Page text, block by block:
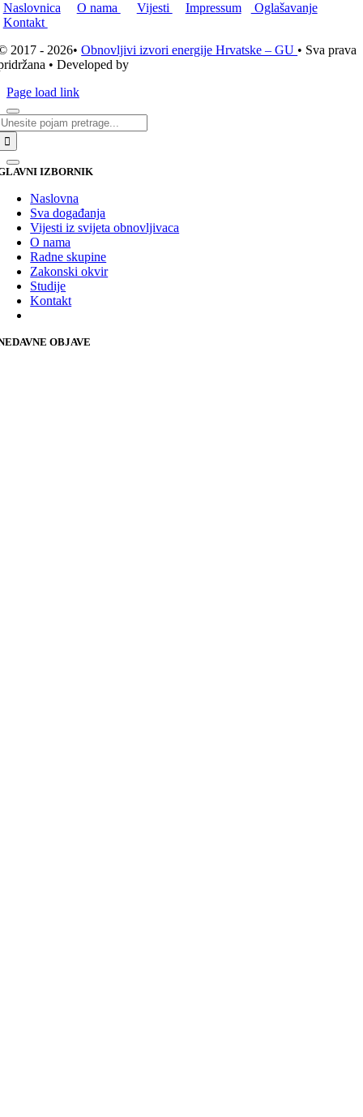
Naslovnica O nama Vijesti Impressum
Oglašavanje
Kontakt
2017 - 2026•Obnovljivi izvori energije Hrvatske – GU • Sva prava
• Developed by
Page load link
IZBORNIK
Naslovna
Sva događanja
Vijesti iz svijeta obnovljivaca
O nama
Radne skupine
Zakonski okvir
Studije
Kontakt
OBJAVE